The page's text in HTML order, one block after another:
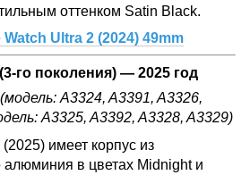
оттенком Satin Black.
Ultra 2 (2024) 49mm
го поколения) — 2025 год
(модель: A3324, A3391, A3326,
A3325, A3392, A3328, A3329)
имеет корпус из
алюминия в цветах Midnight и